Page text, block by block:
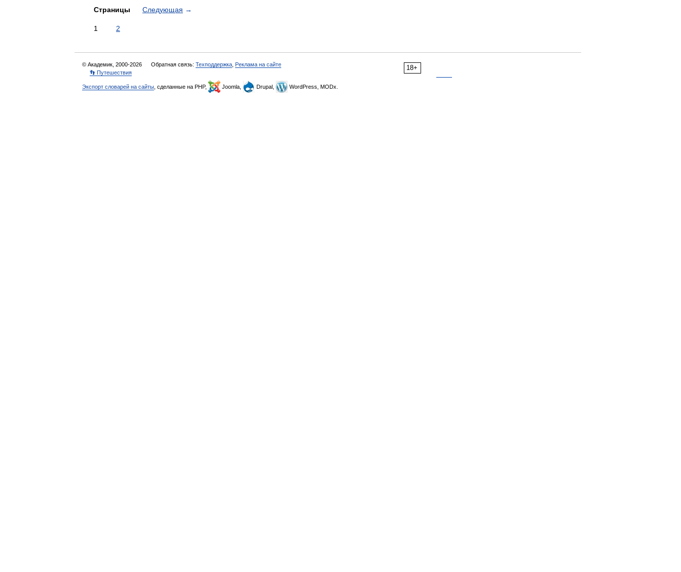
Страницы Следующая →
1 2
18+
© Академик, 2000-2026 Обратная связь: Техподдержка Реклама на сайте
👣 Путешествия
Экспорт словарей на сайты , сделанные на PHP, Joomla, Drupal, WordPress, MODx.